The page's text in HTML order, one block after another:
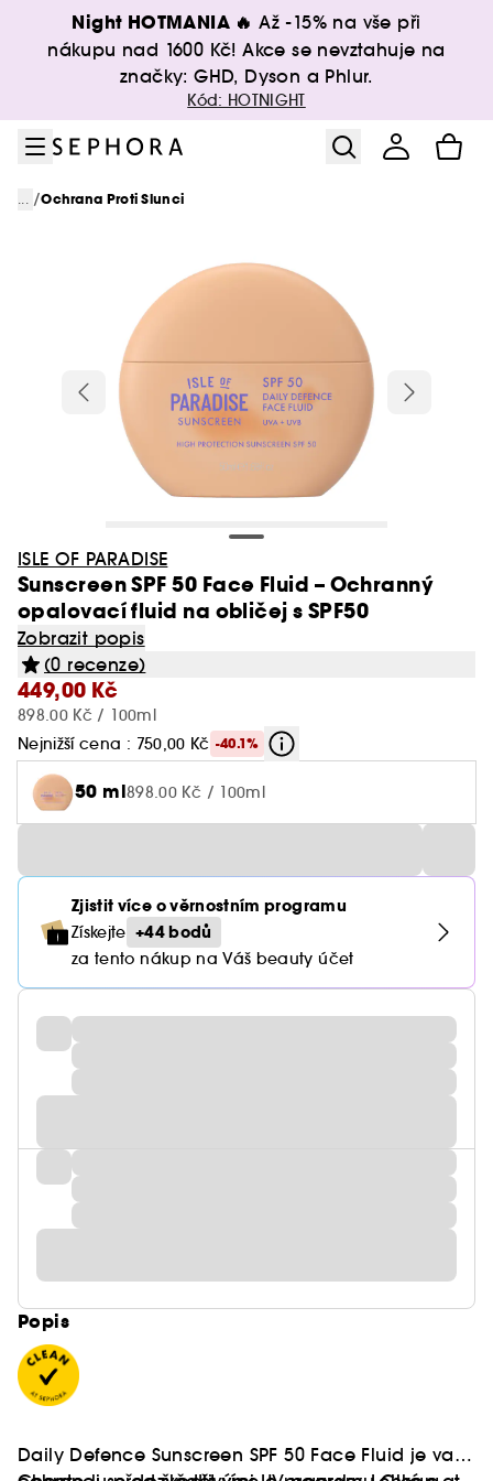
Přejít na menu
Přejít na hlavní obsah
Přejít na zápatí
Night HOTMANIA 🔥 Až -15% na vše při
nákupu nad 1600 Kč! Akce se nevztahuje na
značky: GHD, Dyson a Phlur.
Kód: HOTNIGHT
... /Ochrana Proti Slunci
ISLE OF PARADISE
Sunscreen SPF 50 Face Fluid – Ochranný
opalovací fluid na obličej s SPF50
Zobrazit popis
(0 recenze)
449,00 Kč
898.00 Kč / 100ml
Nejnižší cena : 750,00 Kč -40.1%
50 ml898.00 Kč / 100ml
Zjistit více o věrnostním programu
Získejte +44 bodů
za tento nákup na Váš beauty účet
Popis
Daily Defence Sunscreen SPF 50 Face Fluid je vaší